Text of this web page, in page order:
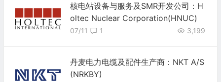
核电站设备与服务及SMR开发公司：H
oltec Nuclear Corporation(HNUC)
07/11 3,199
1
丹麦电力电缆及配件生产商：NKT A/S
(NRKBY)